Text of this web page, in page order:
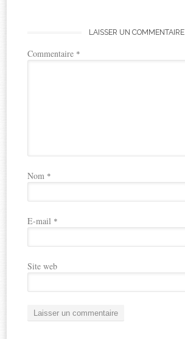
LAISSER UN COMMENTAIRE
Commentaire *
Nom *
E-mail *
Site web